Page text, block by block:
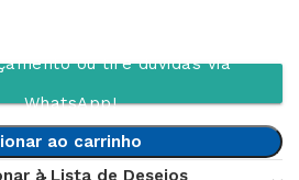
ou tire dúvidas via
WhatsApp!
ao carrinho
à Lista de Desejos